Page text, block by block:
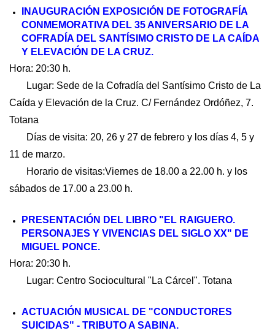
INAUGURACIÓN EXPOSICIÓN DE FOTOGRAFÍA
CONMEMORATIVA DEL 35 ANIVERSARIO DE LA
COFRADÍA DEL SANTÍSIMO CRISTO DE LA CAÍDA
Y ELEVACIÓN DE LA CRUZ.
Hora: 20:30 h.
Lugar: Sede de la Cofradía del Santísimo Cristo de La
Caída y Elevación de la Cruz. C/ Fernández Ordóñez, 7.
Totana
Días de visita: 20, 26 y 27 de febrero y los días 4, 5 y
11 de marzo.
Horario de visitas:Viernes de 18.00 a 22.00 h. y los
sábados de 17.00 a 23.00 h.
PRESENTACIÓN DEL LIBRO "EL RAIGUERO.
PERSONAJES Y VIVENCIAS DEL SIGLO XX" DE
MIGUEL PONCE.
Hora: 20:30 h.
Lugar: Centro Sociocultural "La Cárcel". Totana
ACTUACIÓN MUSICAL DE "CONDUCTORES
SUICIDAS" - TRIBUTO A SABINA.